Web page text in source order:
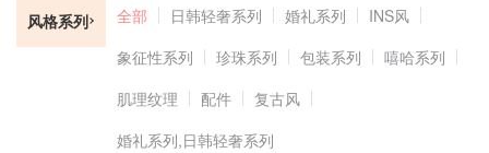
风格系列 全部 日韩轻奢系列 婚礼系列
INS风
象征性系列
珍珠系列 包装系列
嘻哈系列
肌理纹理
配件
复古风
婚礼系列,日韩轻奢系列